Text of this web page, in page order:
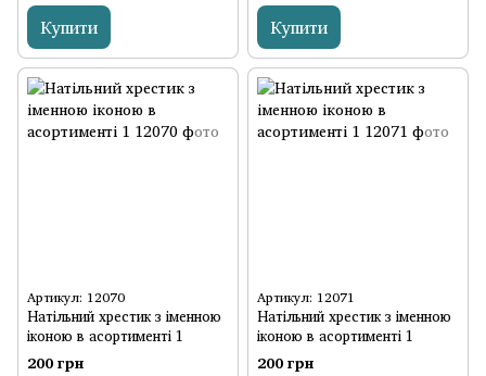
Купити Купити
Артикул: 12070
Натільний хрестик з іменною
іконою в асортименті 1
200 грн
Артикул: 12071
Натільний хрестик з іменною
іконою в асортименті 1
200 грн